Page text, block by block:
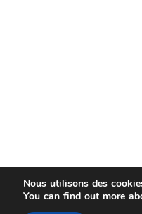
Nous utilisons des
You can find out more